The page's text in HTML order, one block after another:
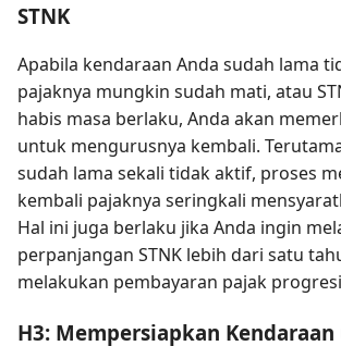
STNK
Apabila kendaraan Anda sudah lama
pajaknya mungkin sudah mati, atau
habis masa berlaku, Anda akan
untuk mengurusnya kembali.
sudah lama sekali tidak aktif, proses
kembali pajaknya seringkali
Hal ini juga berlaku jika Anda ingin
perpanjangan STNK lebih dari satu
melakukan pembayaran pajak
H3: Mempersiapkan